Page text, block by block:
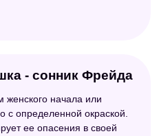
- сонник Фрейда
женского начала или
с определенной окраской.
ее опасения в своей